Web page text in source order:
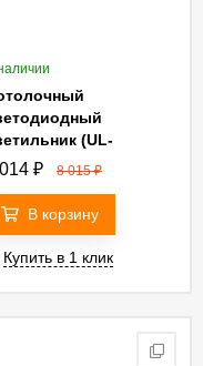
(UL-
Uniel ULY-
WHITE
₽ 8 015₽
В корзину
Купить в 1 клик